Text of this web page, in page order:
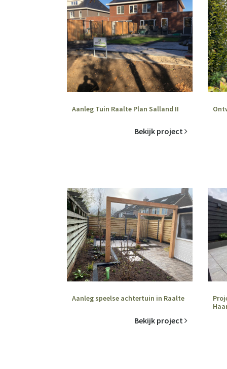
Aanleg Tuin Raalte Plan Salland II
Bekijk project
Aanleg speelse achtertuin in Raalte
Bekijk project